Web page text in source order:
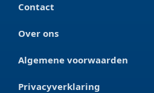
Contact
Over ons
Algemene voorwaarden
Privacyverklaring